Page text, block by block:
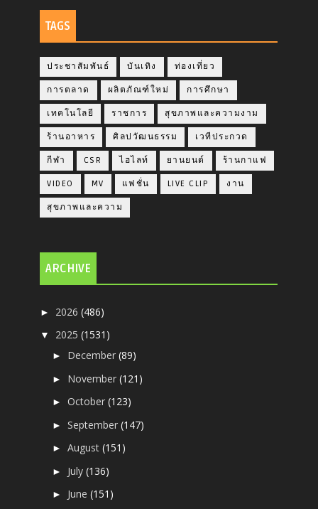
TAGS
ประชาสัมพันธ์ บันเทิง ท่องเที่ยว
การตลาด ผลิตภัณฑ์ใหม่ การศึกษา
เทคโนโลยี ราชการ สุขภาพและความงาม
ร้านอาหาร ศิลปวัฒนธรรม เวทีประกวด
กีฬา CSR ไฮไลท์ ยานยนต์ ร้านกาแฟ
VIDEO MV แฟชั่น LIVE CLIP งาน
สุขภาพและความ
ARCHIVE
► 2026(486)
▼ 2025(1531)
► December(89)
► November(121)
►October(123)
►September(147)
►August(151)
► July(136)
► June(151)